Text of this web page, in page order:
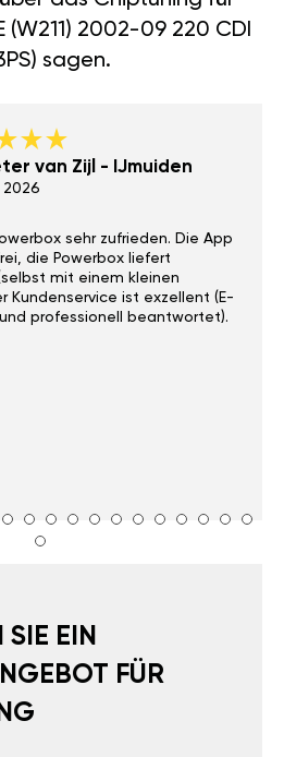
(W211) 2002-09 220 CDI
sagen.
van Zijl - IJmuiden
2026
sehr zufrieden. Die App
die Powerbox liefert
mit einem kleinen
Kundenservice ist exzellent (E-
professionell beantwortet).
SIE EIN
FÜR